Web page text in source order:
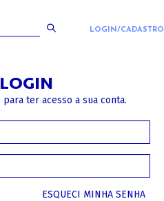
LOGIN/CADASTRO
LOGIN
para ter acesso a sua conta.
ESQUECI MINHA SENHA